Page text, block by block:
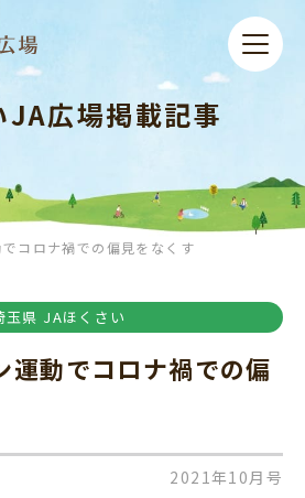
JA広場掲載記事
コロナ禍での偏見をなくす
玉県 JAほくさい
運動でコロナ禍での偏
2021年10月号